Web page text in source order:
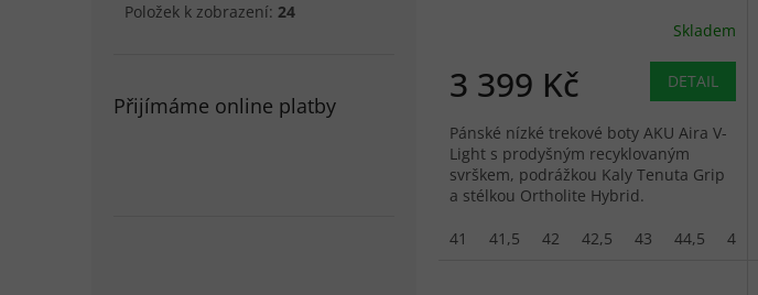
Položek k zobrazení: 24
Přijímáme online platby
Skladem
3 399 Kč DETAIL
Pánské nízké trekové boty AKU Aira V-
Light s prodyšným recyklovaným
svrškem, podrážkou Kaly Tenuta Grip
a stélkou Ortholite Hybrid.
41 41,5 42 42,5 43 44,5 45